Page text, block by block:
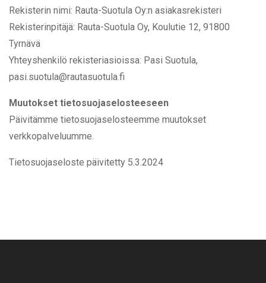
Rekisterin nimi: Rauta-Suotula Oy:n asiakasrekisteri
Rekisterinpitäjä: Rauta-Suotula Oy, Koulutie 12, 91800
Tyrnävä
Yhteyshenkilö rekisteriasioissa: Pasi Suotula,
pasi.suotula@rautasuotula.fi
Muutokset tietosuojaselosteeseen
Päivitämme tietosuojaselosteemme muutokset
verkkopalveluumme.
Tietosuojaseloste päivitetty 5.3.2024